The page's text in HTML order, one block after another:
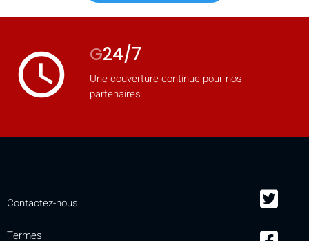
access_time G24/7
Une couverture continue pour nos
partenaires.
Contactez-nous
Termes